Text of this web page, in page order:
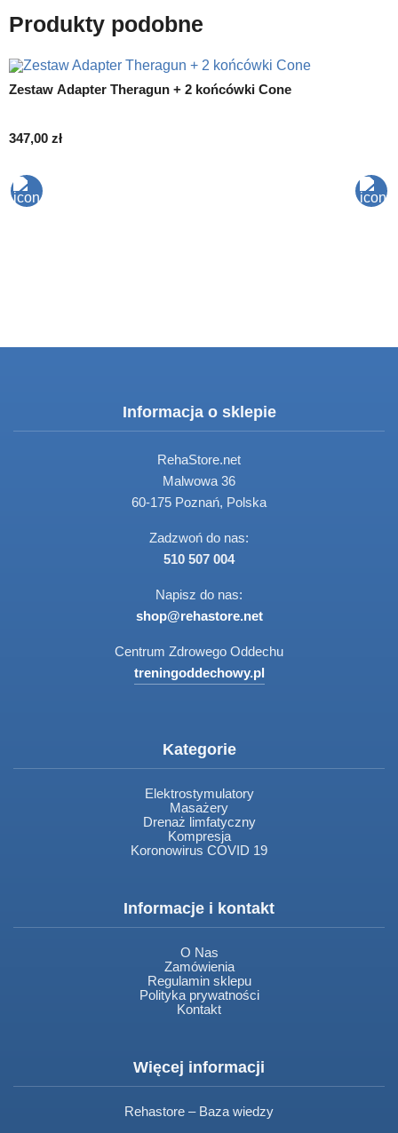
Produkty podobne
Zestaw Adapter Theragun + 2 końcówki Cone
347,00 zł
Informacja o sklepie
RehaStore.net
Malwowa 36
60-175 Poznań, Polska
Zadzwoń do nas:
510 507 004
Napisz do nas:
shop@rehastore.net
Centrum Zdrowego Oddechu
treningoddechowy.pl
Kategorie
Elektrostymulatory
Masażery
Drenaż limfatyczny
Kompresja
Koronowirus COVID 19
Informacje i kontakt
O Nas
Zamówienia
Regulamin sklepu
Polityka prywatności
Kontakt
Więcej informacji
Rehastore – Baza wiedzy